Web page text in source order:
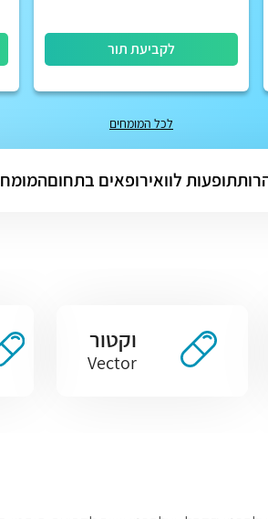
לקביעת תור
לכל המומחים
תופעות לוואירופאים בתחום
וקטור
Vector